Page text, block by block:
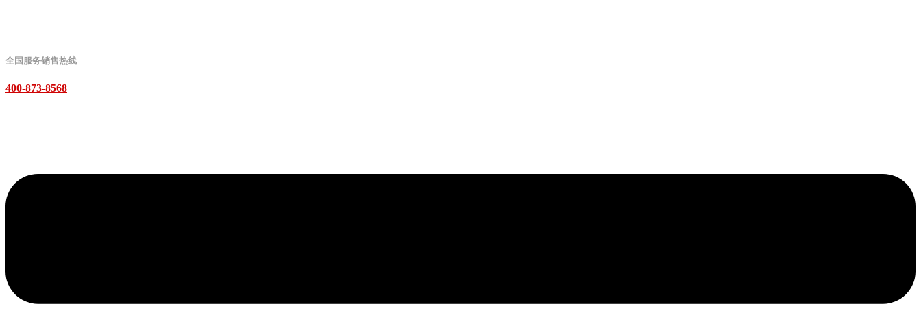
全国服务销售热线
400-873-8568